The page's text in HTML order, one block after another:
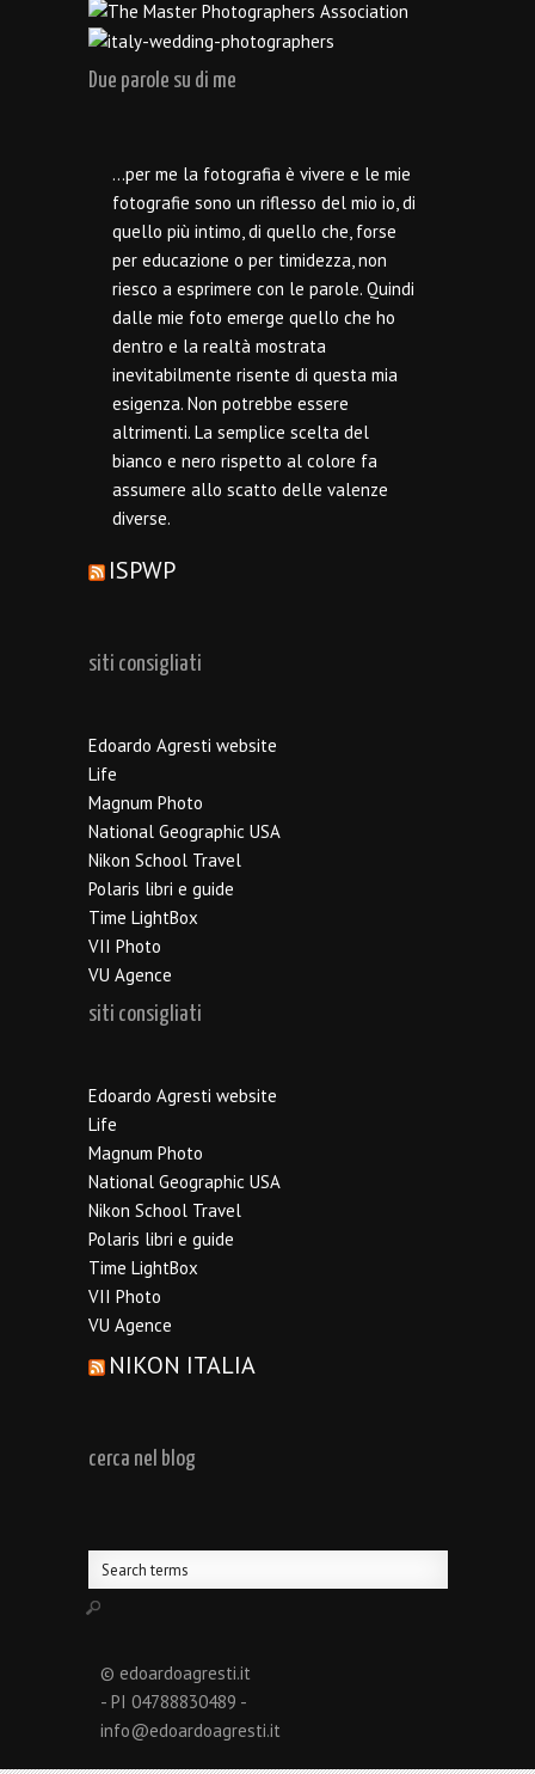
Due parole su di me
…per me la fotografia è vivere e le mie
fotografie sono un riflesso del mio io, di
quello più intimo, di quello che, forse
per educazione o per timidezza, non
riesco a esprimere con le parole. Quindi
dalle mie foto emerge quello che ho
dentro e la realtà mostrata
inevitabilmente risente di questa mia
esigenza. Non potrebbe essere
altrimenti. La semplice scelta del
bianco e nero rispetto al colore fa
assumere allo scatto delle valenze
diverse.
ISPWP
siti consigliati
Edoardo Agresti website
Life
Magnum Photo
National Geographic USA
Nikon School Travel
Polaris libri e guide
Time LightBox
VII Photo
VU Agence
siti consigliati
Edoardo Agresti website
Life
Magnum Photo
National Geographic USA
Nikon School Travel
Polaris libri e guide
Time LightBox
VII Photo
VU Agence
NIKON ITALIA
cerca nel blog
© edoardoagresti.it
- PI 04788830489 -
info@edoardoagresti.it